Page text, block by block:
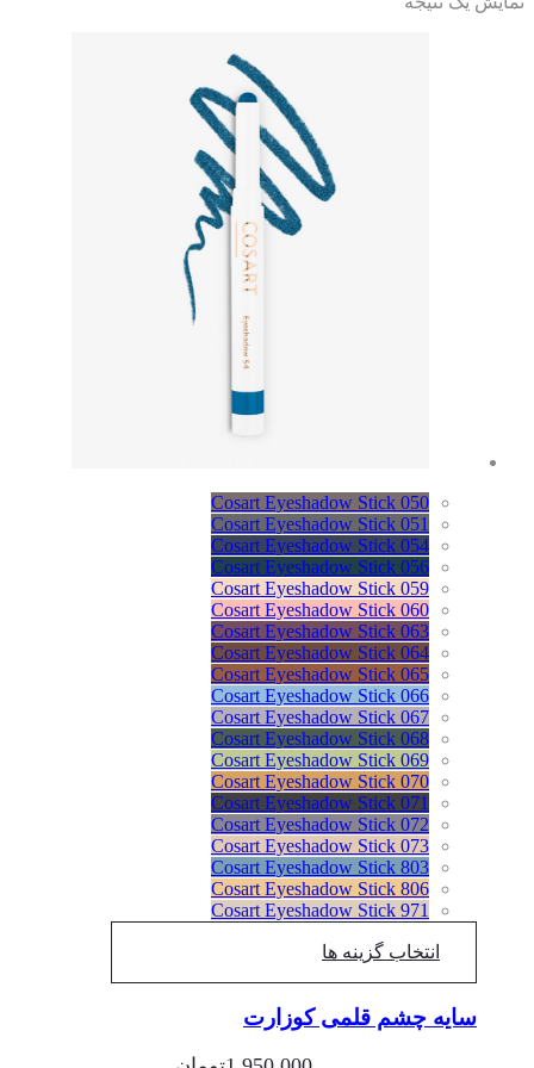
Cosart Eyeshadow Stick 050
Cosart Eyeshadow Stick 051
Cosart Eyeshadow Stick 054
Cosart Eyeshadow Stick 056
Cosart Eyeshadow Stick 059
Cosart Eyeshadow Stick 060
Cosart Eyeshadow Stick 063
Cosart Eyeshadow Stick 064
Cosart Eyeshadow Stick 065
Cosart Eyeshadow Stick 066
Cosart Eyeshadow Stick 067
Cosart Eyeshadow Stick 068
Cosart Eyeshadow Stick 069
Cosart Eyeshadow Stick 070
Cosart Eyeshadow Stick 071
Cosart Eyeshadow Stick 072
Cosart Eyeshadow Stick 073
Cosart Eyeshadow Stick 803
Cosart Eyeshadow Stick 806
Cosart Eyeshadow Stick 971
انتخاب گزینه ها
سایه چشم قلمی کوزارت